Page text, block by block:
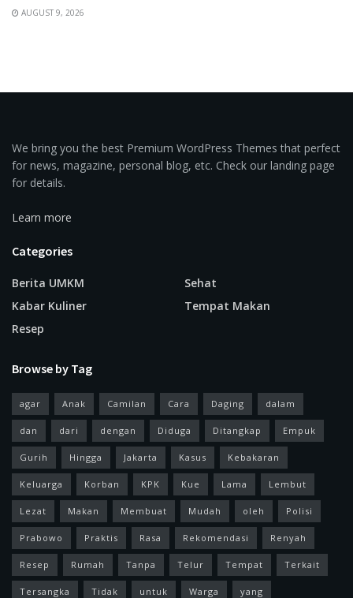
AUGUST 9, 2026
We bring you the best Premium WordPress Themes that perfect
for news, magazine, personal blog, etc. Check our landing page
for details.
Learn more
Categories
Berita UMKM
Kabar Kuliner
Resep
Sehat
Tempat Makan
Browse by Tag
agar Anak Camilan Cara Daging dalam
dan dari dengan Diduga Ditangkap Empuk
Gurih Hingga Jakarta Kasus Kebakaran
Keluarga Korban KPK Kue Lama Lembut
Lezat Makan Membuat Mudah oleh Polisi
Prabowo Praktis Rasa Rekomendasi Renyah
Resep Rumah Tanpa Telur Tempat Terkait
Tersangka Tidak untuk Warga yang